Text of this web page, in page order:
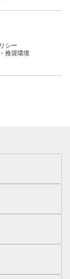
シー
推奨環境